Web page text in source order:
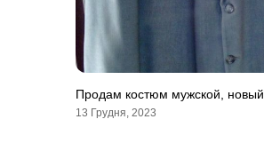
Продам костюм мужской, новый
13 Грудня, 2023